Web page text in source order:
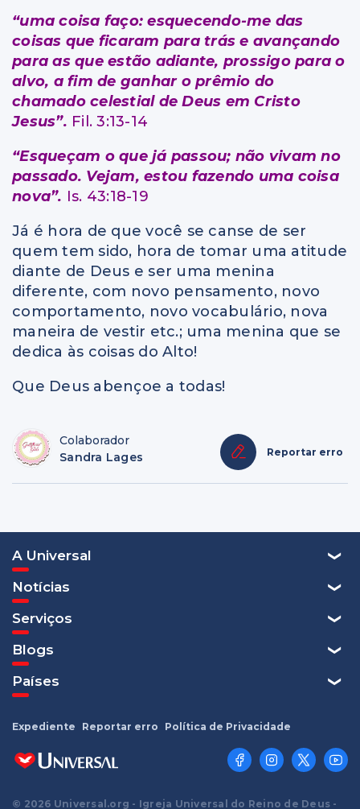
“uma coisa faço: esquecendo-me das
coisas que ficaram para trás e avançando
para as que estão adiante, prossigo para o
alvo, a fim de ganhar o prêmio do
chamado celestial de Deus em Cristo
Jesus”. Fil. 3:13-14
“Esqueçam o que já passou; não vivam no
passado. Vejam, estou fazendo uma coisa
nova”. Is. 43:18-19
Já é hora de que você se canse de ser
quem tem sido, hora de tomar uma atitude
diante de Deus e ser uma menina
diferente, com novo pensamento, novo
comportamento, novo vocabulário, nova
maneira de vestir etc.; uma menina que se
dedica às coisas do Alto!
Que Deus abençoe a todas!
Colaborador
Sandra Lages
Reportar erro
A Universal
Notícias
Serviços
Blogs
Países
© 2026 Universal.org - Igreja Universal do Reino de Deus -
Expediente Reportar erro Política de Privacidade